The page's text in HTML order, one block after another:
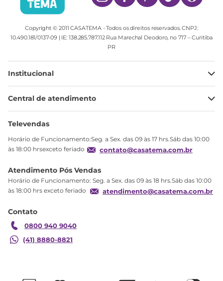
Copyright © 2011 CASATEMA - Todos os direitos reservados. CNPJ:
10.490.181/0137-09 | IE: 138.285.787.112 Rua Marechal Deodoro, no 717 – Curitiba
PR
Institucional
Minha Conta
Meus pedidos
Troca
Garantia
Central de atendimento
Ajuda
Televendas
Horário de Funcionamento:Seg. a Sex. das 09 às 17 hrs.Sáb das 10:00
às 18:00 hrsexceto feriado
contato@casatema.com.br
Atendimento Pós Vendas
Horário de Funcionamento: Seg. a Sex. das 09 às 18 hrs.Sáb das 10:00
às 18:00 hrs exceto feriado
atendimento@casatema.com.br
Contato
0800 940 9040
(41) 8880-8821